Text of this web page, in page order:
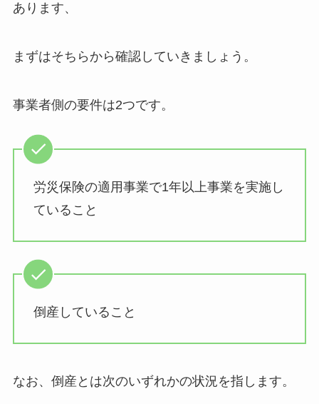
あります、
まずはそちらから確認していきましょう。
事業者側の要件は2つです。
労災保険の適用事業で1年以上事業を実施し
ていること
倒産していること
なお、倒産とは次のいずれかの状況を指します。